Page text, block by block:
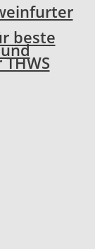
beste